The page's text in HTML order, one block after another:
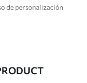
de personalización